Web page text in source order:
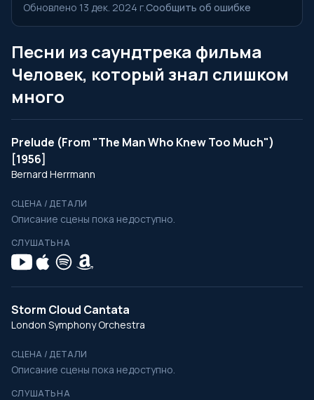
Обновлено 13 дек. 2024 г.Сообщить об ошибке
Песни из саундтрека фильма
Человек, который знал слишком
много
Prelude (From "The Man Who Knew Too Much")
[1956]
Bernard Herrmann
СЦЕНА / ДЕТАЛИ
Описание сцены пока недоступно.
СЛУШАТЬ НА
Storm Cloud Cantata
London Symphony Orchestra
СЦЕНА / ДЕТАЛИ
Описание сцены пока недоступно.
СЛУШАТЬ НА